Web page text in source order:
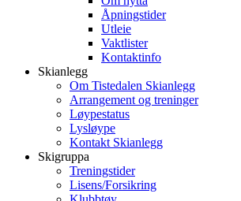
Åpningstider
Utleie
Vaktlister
Kontaktinfo
Skianlegg
Om Tistedalen Skianlegg
Arrangement og treninger
Løypestatus
Lysløype
Kontakt Skianlegg
Skigruppa
Treningstider
Lisens/Forsikring